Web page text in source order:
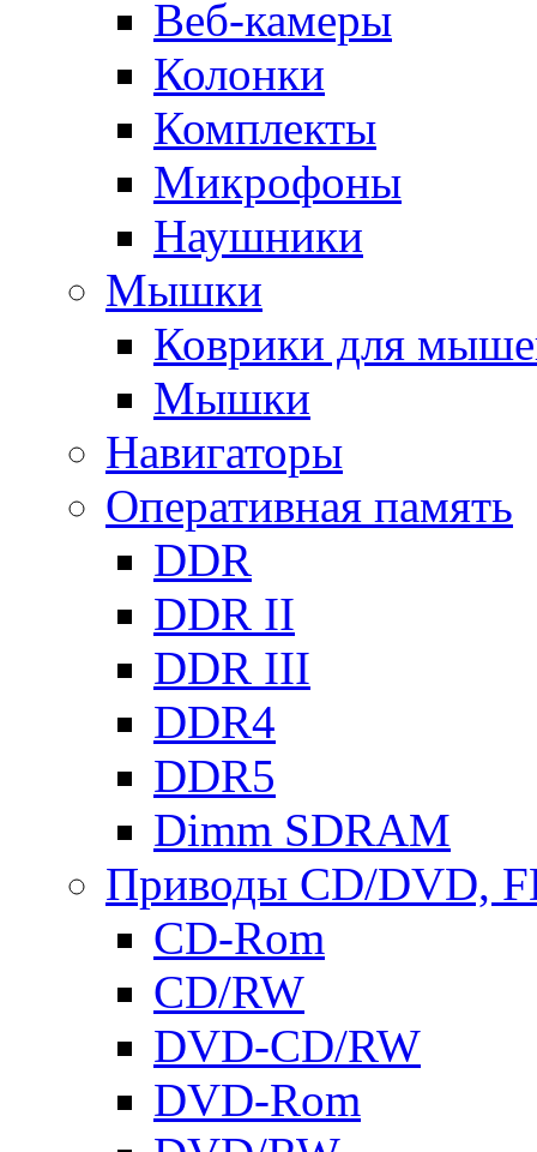
Веб-камеры
Колонки
Комплекты
Микрофоны
Наушники
Мышки
Коврики для
Мышки
Навигаторы
Оперативная память
DDR
DDR II
DDR III
DDR4
DDR5
Dimm SDRAM
Приводы СD/DVD,
CD-Rom
CD/RW
DVD-CD/RW
DVD-Rom